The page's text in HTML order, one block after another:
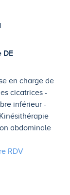
DE
en charge de
cicatrices
inférieur
Kinésithérapie
abdominale
RDV